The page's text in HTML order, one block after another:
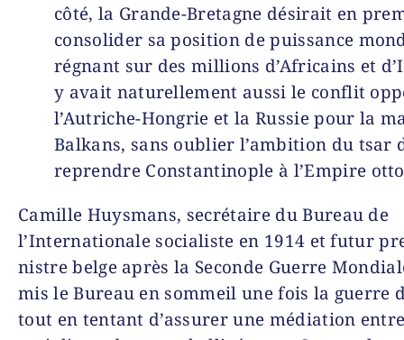
côté, la Grande-Bretagne désirait en
consolider sa position de puissance
régnant sur des millions d’Africains et
y avait naturellement aussi le conflit
l’Autriche-Hongrie et la Russie pour la
Balkans, sans oublier l’ambition du tsar
reprendre Constantinople à l’Empire
Camille Huysmans, secrétaire du Bureau de
l’Internationale socialiste en 1914 et futur
nis­tre belge après la Seconde Guerre
mis le Bureau en sommeil une fois la guerre
tout en tentant d’assurer une médiation